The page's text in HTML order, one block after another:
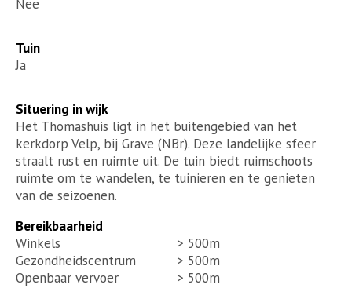
Nee
Tuin
Ja
Situering in wijk
Het Thomashuis ligt in het buitengebied van het
kerkdorp Velp, bij Grave (NBr). Deze landelijke sfeer
straalt rust en ruimte uit. De tuin biedt ruimschoots
ruimte om te wandelen, te tuinieren en te genieten
van de seizoenen.
Bereikbaarheid
Winkels
> 500m
Gezondheidscentrum
> 500m
Openbaar vervoer
> 500m